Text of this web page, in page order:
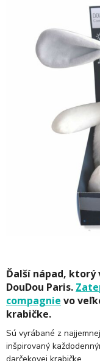
Ďalší nápad, ktorý
DouDou Paris.
compagnie vo
krabičke.
Sú vyrábané z
inšpirovaný